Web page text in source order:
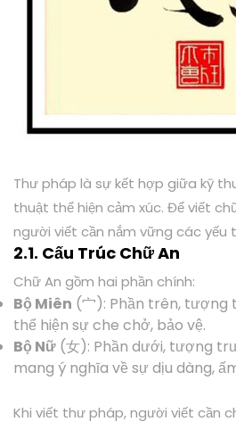
Thư pháp là sự kết hợp giữa kỹ
thuật thể hiện cảm xúc. Để viết
người viết cần nắm vững các yếu
2.1. Cấu Trúc Chữ An
Chữ An gồm hai phần chính:
Bộ Miên (宀): Phần trên, tượng
thể hiện sự che chở, bảo vệ.
Bộ Nữ (女): Phần dưới, tượng
mang ý nghĩa về sự dịu dàng,
Khi viết thư pháp, người viết cần